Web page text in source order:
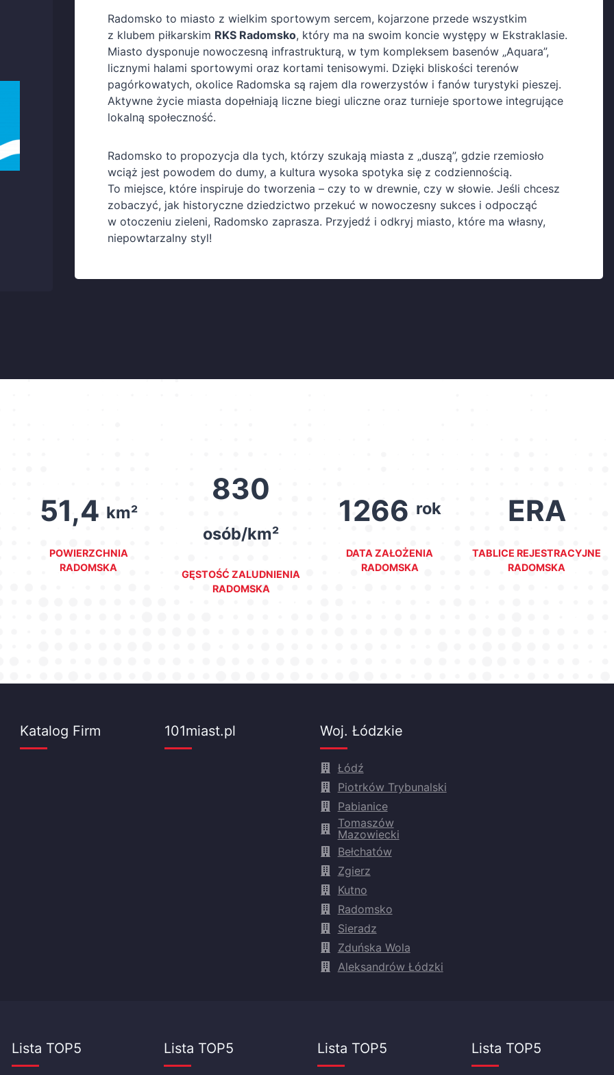
Radomsko to miasto z wielkim sportowym sercem, kojarzone przede wszystkim
z klubem piłkarskim RKS Radomsko, który ma na swoim koncie występy w Ekstraklasie.
Miasto dysponuje nowoczesną infrastrukturą, w tym kompleksem basenów „Aquara”,
licznymi halami sportowymi oraz kortami tenisowymi. Dzięki bliskości terenów
pagórkowatych, okolice Radomska są rajem dla rowerzystów i fanów turystyki pieszej.
Aktywne życie miasta dopełniają liczne biegi uliczne oraz turnieje sportowe integrujące
lokalną społeczność.
Radomsko to propozycja dla tych, którzy szukają miasta z „duszą”, gdzie rzemiosło
wciąż jest powodem do dumy, a kultura wysoka spotyka się z codziennością.
To miejsce, które inspiruje do tworzenia – czy to w drewnie, czy w słowie. Jeśli chcesz
zobaczyć, jak historyczne dziedzictwo przekuć w nowoczesny sukces i odpocząć
w otoczeniu zieleni, Radomsko zaprasza. Przyjedź i odkryj miasto, które ma własny,
niepowtarzalny styl!
51,4 km²
POWIERZCHNIA
RADOMSKA
830
osób/km²
GĘSTOŚĆ ZALUDNIENIA
RADOMSKA
1266 rok
DATA ZAŁOŻENIA
RADOMSKA
ERA
TABLICE REJESTRACYJNE
RADOMSKA
Katalog Firm 101miast.pl Woj. Łódzkie
Łódź
Piotrków Trybunalski
Pabianice
Tomaszów
Mazowiecki
Bełchatów
Zgierz
Kutno
Radomsko
Sieradz
Zduńska Wola
Aleksandrów Łódzki
Lista TOP5 Lista TOP5 Lista TOP5 Lista TOP5